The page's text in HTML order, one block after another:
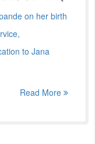
on her birth
to Jana
Read More